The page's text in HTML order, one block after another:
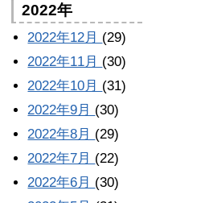
2022年
2022年12月 (29)
2022年11月 (30)
2022年10月 (31)
2022年9月 (30)
2022年8月 (29)
2022年7月 (22)
2022年6月 (30)